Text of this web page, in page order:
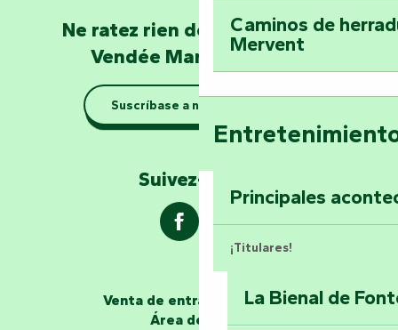
Conviértete en
Con calma:
el Marais
Explorar Mill Hill
Los narradores
Caminos de
Mervent
Principales
¡Titulares!
La Bienal de
Ne ratez rien de l'actualité en
Vendée Marais Poitevin
Suscríbase a nuestro boletín
Suivez-nous !
Venta de entradas en línea
Área de grupo